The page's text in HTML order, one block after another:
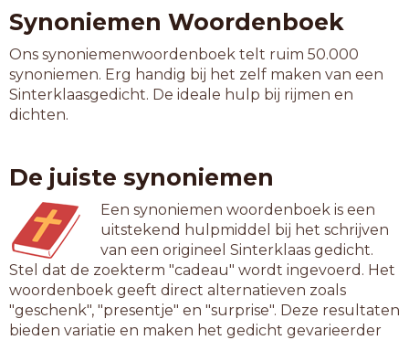
Synoniemen Woordenboek
Ons synoniemenwoordenboek telt ruim 50.000
synoniemen. Erg handig bij het zelf maken van een
Sinterklaasgedicht. De ideale hulp bij rijmen en
dichten.
De juiste synoniemen
Een synoniemen woordenboek is een
uitstekend hulpmiddel bij het schrijven
van een origineel Sinterklaas gedicht.
Stel dat de zoekterm "cadeau" wordt ingevoerd. Het
woordenboek geeft direct alternatieven zoals
"geschenk", "presentje" en "surprise". Deze resultaten
bieden variatie en maken het gedicht gevarieerder